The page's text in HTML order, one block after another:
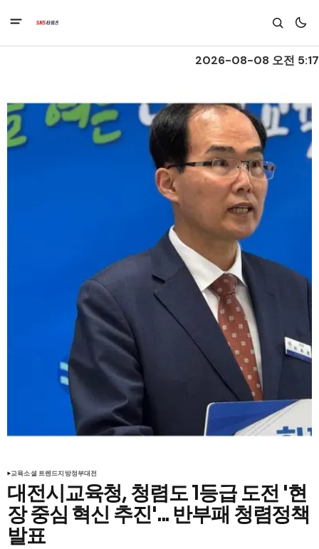
2026-08-08 오전 5:17
교육소셜 트렌드지방정부대전
대전시교육청, 청렴도 1등급 도전 '현
장 중심 혁신 추진'... 반부패 청렴정책
발표